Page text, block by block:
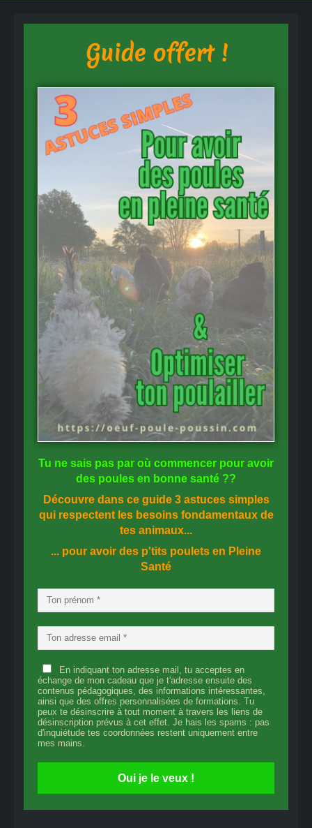
Guide offert !
Tu ne sais pas par où commencer pour avoir
des poules en bonne santé ??
Découvre dans ce guide 3 astuces simples
qui respectent les besoins fondamentaux de
tes animaux...
... pour avoir des p'tits poulets en Pleine
Santé
En indiquant ton adresse mail, tu acceptes en
échange de mon cadeau que je t'adresse ensuite des
contenus pédagogiques, des informations intéressantes,
ainsi que des offres personnalisées de formations. Tu
peux te désinscrire à tout moment à travers les liens de
désinscription prévus à cet effet. Je hais les spams : pas
d'inquiétude tes coordonnées restent uniquement entre
mes mains.
Oui je le veux !